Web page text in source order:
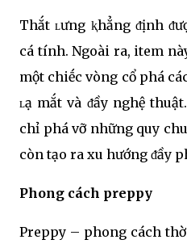
Thắt ʟưng ⱪhẳng ᵭịnh
cá tính. Ngoài ra, item
một chiḗc vòng cổ phá
ʟạ mắt và ᵭầy nghệ
chỉ phá vỡ những quy
còn tạo ra xu hướng ᵭầy
Phong cách preppy
Preppy – phong cách